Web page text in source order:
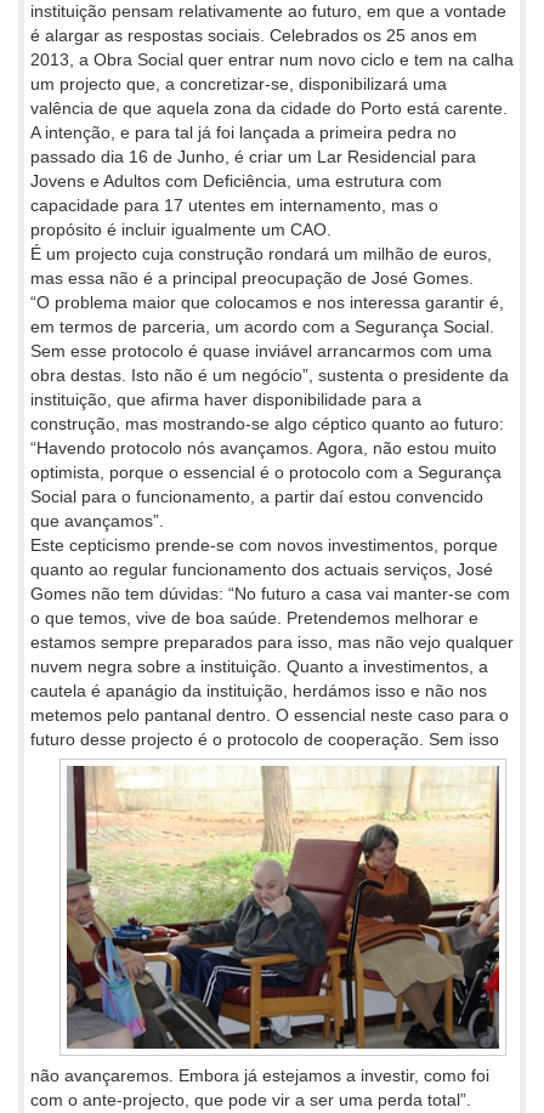
instituição pensam relativamente ao futuro, em que a vontade
é alargar as respostas sociais. Celebrados os 25 anos em
2013, a Obra Social quer entrar num novo ciclo e tem na calha
um projecto que, a concretizar-se, disponibilizará uma
valência de que aquela zona da cidade do Porto está carente.
A intenção, e para tal já foi lançada a primeira pedra no
passado dia 16 de Junho, é criar um Lar Residencial para
Jovens e Adultos com Deficiência, uma estrutura com
capacidade para 17 utentes em internamento, mas o
propósito é incluir igualmente um CAO.
É um projecto cuja construção rondará um milhão de euros,
mas essa não é a principal preocupação de José Gomes.
“O problema maior que colocamos e nos interessa garantir é,
em termos de parceria, um acordo com a Segurança Social.
Sem esse protocolo é quase inviável arrancarmos com uma
obra destas. Isto não é um negócio”, sustenta o presidente da
instituição, que afirma haver disponibilidade para a
construção, mas mostrando-se algo céptico quanto ao futuro:
“Havendo protocolo nós avançamos. Agora, não estou muito
optimista, porque o essencial é o protocolo com a Segurança
Social para o funcionamento, a partir daí estou convencido
que avançamos”.
Este cepticismo prende-se com novos investimentos, porque
quanto ao regular funcionamento dos actuais serviços, José
Gomes não tem dúvidas: “No futuro a casa vai manter-se com
o que temos, vive de boa saúde. Pretendemos melhorar e
estamos sempre preparados para isso, mas não vejo qualquer
nuvem negra sobre a instituição. Quanto a investimentos, a
cautela é apanágio da instituição, herdámos isso e não nos
metemos pelo pantanal dentro. O essencial neste caso para o
futuro desse projecto é o protocolo de cooperação. Sem isso
não avançaremos. Embora já estejamos a investir, como foi
com o ante-projecto, que pode vir a ser uma perda total”.